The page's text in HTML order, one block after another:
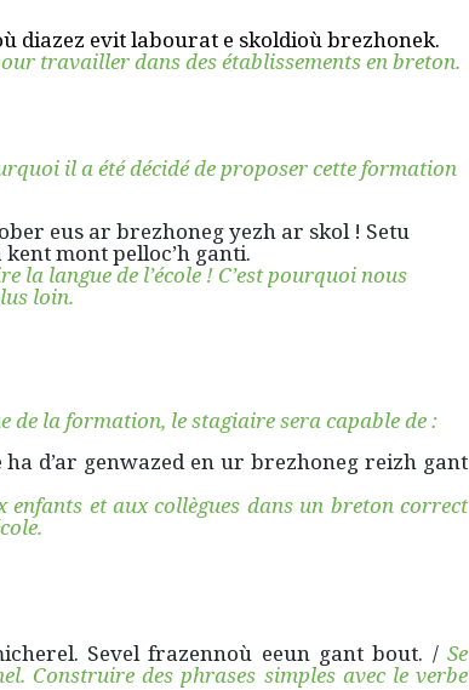
diazez evit labourat e skoldioù brezhonek.
travailler dans des établissements en breton.
il a été décidé de proposer cette formation
eus ar brezhoneg yezh ar skol ! Setu
mont pelloc’h ganti.
la langue de l’école ! C’est pourquoi nous
loin.
de la formation, le stagiaire sera capable de :
d’ar genwazed en ur brezhoneg reizh gant
enfants et aux collègues dans un breton correct
Sevel frazennoù eeun gant bout. / Se
Construire des phrases simples avec le verbe